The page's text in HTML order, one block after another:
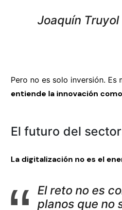
Joaquín Truyol
Pero no es solo inversión.
entiende la innovación
El futuro del
La digitalización no es el
El reto no es
planos que no